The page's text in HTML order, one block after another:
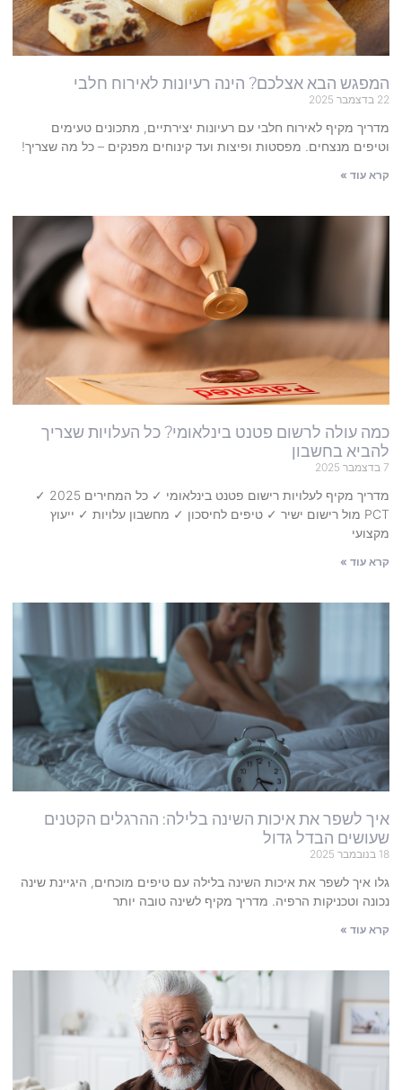
המפגש הבא אצלכם? הינה רעיונות לאירוח חלבי
22 בדצמבר 2025
מדריך מקיף לאירוח חלבי עם רעיונות יצירתיים, מתכונים טעימים
וטיפים מנצחים. מפסטות ופיצות ועד קינוחים מפנקים – כל מה שצריך!
קרא עוד »
כמה עולה לרשום פטנט בינלאומי? כל העלויות שצריך
להביא בחשבון
7 בדצמבר 2025
מדריך מקיף לעלויות רישום פטנט בינלאומי ✓ כל המחירים 2025 ✓
PCT מול רישום ישיר ✓ טיפים לחיסכון ✓ מחשבון עלויות ✓ ייעוץ
מקצועי
קרא עוד »
איך לשפר את איכות השינה בלילה: ההרגלים הקטנים
שעושים הבדל גדול
18 בנובמבר 2025
גלו איך לשפר את איכות השינה בלילה עם טיפים מוכחים, היגיינת שינה
נכונה וטכניקות הרפיה. מדריך מקיף לשינה טובה יותר
קרא עוד »